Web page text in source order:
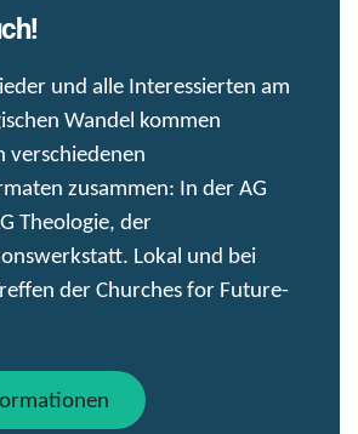
und alle Interessierten am
Wandel kommen
verschiedenen
zusammen: In der AG
Theologie, der
Lokal und bei
der Churches for Future-